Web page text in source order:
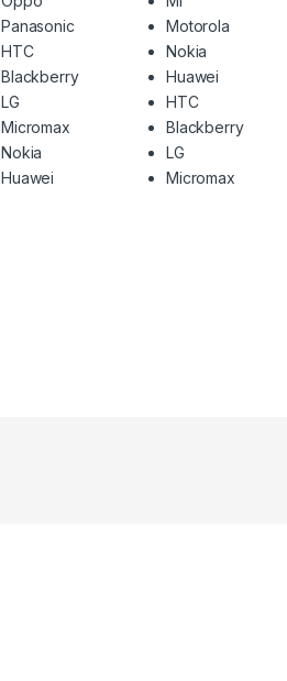
Panasonic
HTC
Blackberry
LG
Micromax
Nokia
Huawei
Motorola
Nokia
Huawei
HTC
Blackberry
LG
Micromax